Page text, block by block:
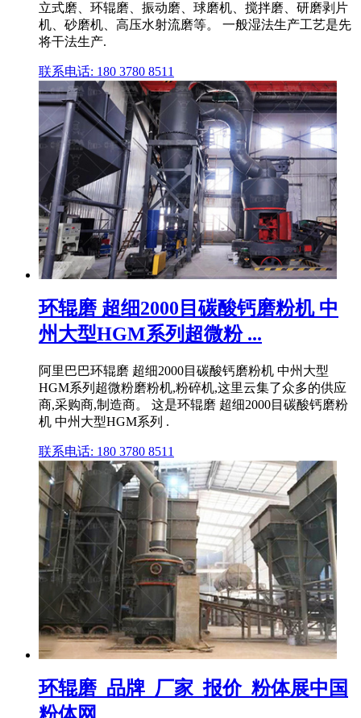
立式磨、环辊磨、振动磨、球磨机、搅拌磨、研磨剥片
机、砂磨机、高压水射流磨等。 一般湿法生产工艺是先
将干法生产.
联系电话: 180 3780 8511
环辊磨 超细2000目碳酸钙磨粉机 中
州大型HGM系列超微粉 ...
阿里巴巴环辊磨 超细2000目碳酸钙磨粉机 中州大型
HGM系列超微粉磨粉机,粉碎机,这里云集了众多的供应
商,采购商,制造商。 这是环辊磨 超细2000目碳酸钙磨粉
机 中州大型HGM系列 .
联系电话: 180 3780 8511
环辊磨_品牌_厂家_报价_粉体展中国